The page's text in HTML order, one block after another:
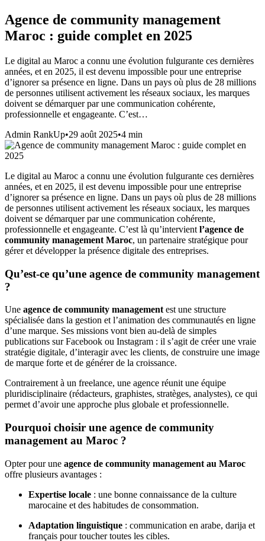
Agence de community management
Maroc : guide complet en 2025
Le digital au Maroc a connu une évolution fulgurante ces dernières
années, et en 2025, il est devenu impossible pour une entreprise
d’ignorer sa présence en ligne. Dans un pays où plus de 28 millions
de personnes utilisent activement les réseaux sociaux, les marques
doivent se démarquer par une communication cohérente,
professionnelle et engageante. C’est…
Admin RankUp•29 août 2025•4 min
Le digital au Maroc a connu une évolution fulgurante ces dernières
années, et en 2025, il est devenu impossible pour une entreprise
d’ignorer sa présence en ligne. Dans un pays où plus de 28 millions
de personnes utilisent activement les réseaux sociaux, les marques
doivent se démarquer par une communication cohérente,
professionnelle et engageante. C’est là qu’intervient l’agence de
community management Maroc, un partenaire stratégique pour
gérer et développer la présence digitale des entreprises.
Qu’est-ce qu’une agence de community management
?
Une agence de community management est une structure
spécialisée dans la gestion et l’animation des communautés en ligne
d’une marque. Ses missions vont bien au-delà de simples
publications sur Facebook ou Instagram : il s’agit de créer une vraie
stratégie digitale, d’interagir avec les clients, de construire une image
de marque forte et de générer de la croissance.
Contrairement à un freelance, une agence réunit une équipe
pluridisciplinaire (rédacteurs, graphistes, stratèges, analystes), ce qui
permet d’avoir une approche plus globale et professionnelle.
Pourquoi choisir une agence de community
management au Maroc ?
Opter pour une agence de community management au Maroc
offre plusieurs avantages :
Expertise locale : une bonne connaissance de la culture
marocaine et des habitudes de consommation.
Adaptation linguistique : communication en arabe, darija et
français pour toucher toutes les cibles.